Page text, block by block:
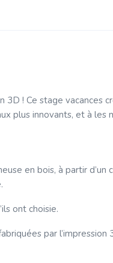
3D ! Ce stage
plus innovants, et à
en bois, à partir
ont choisie.
par l’impression